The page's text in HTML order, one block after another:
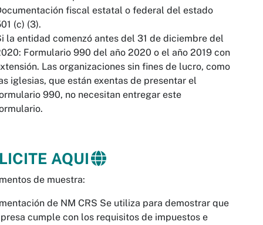
fiscal estatal o federal del estado
(c) (3).
la entidad comenzó antes del 31 de diciembre del
Formulario 990 del año 2020 o el año 2019 con
Las organizaciones sin fines de lucro, como
iglesias, que están exentas de presentar el
990, no necesitan entregar este
AQUI
de muestra:
de NM CRS Se utiliza para demostrar que
cumple con los requisitos de impuestos e